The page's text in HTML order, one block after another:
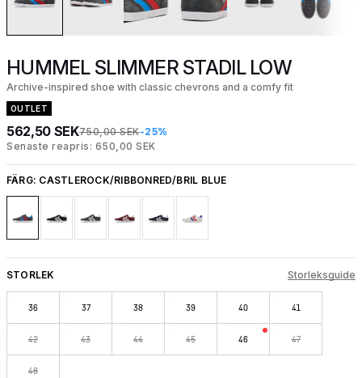
HUMMEL SLIMMER STADIL LOW
Archive-inspired shoe with classic chevrons and a comfy fit
OUTLET
562,50 SEK750,00 SEK-25%
Senaste reapris: 650,00 SEK
FÄRG: CASTLEROCK/RIBBONRED/BRIL BLUE
STORLEK Storleksguide
36 37 38 39 40 41
42 43 44 45 46 47
48